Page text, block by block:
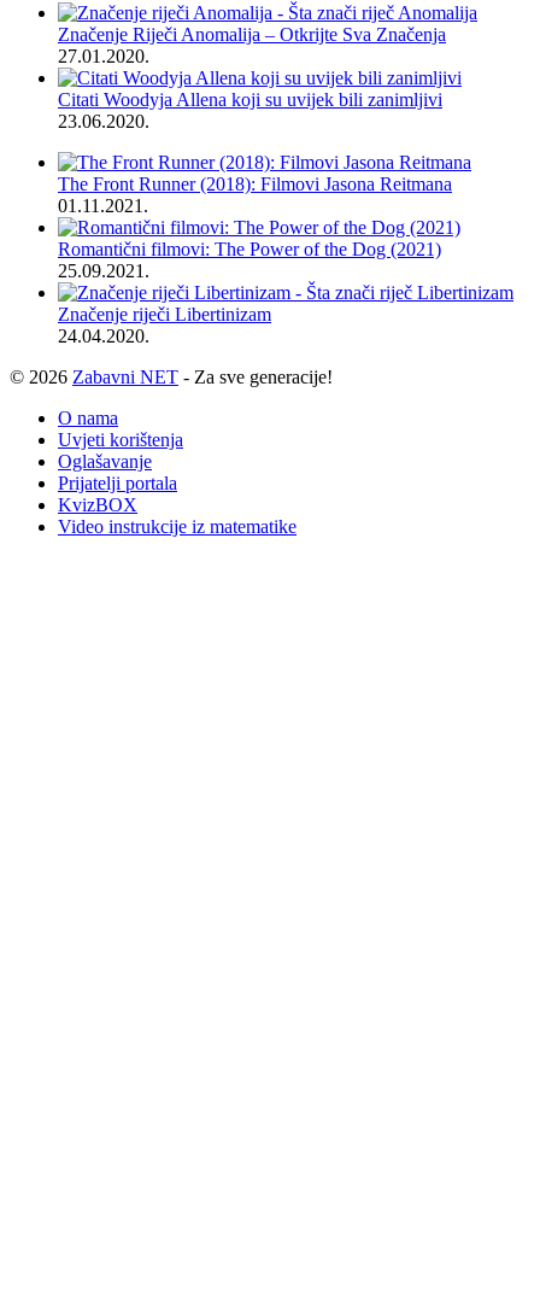
Značenje Riječi Anomalija – Otkrijte Sva Značenja
27.01.2020.
Citati Woodyja Allena koji su uvijek bili zanimljivi
23.06.2020.
The Front Runner (2018): Filmovi Jasona Reitmana
01.11.2021.
Romantični filmovi: The Power of the Dog (2021)
25.09.2021.
Značenje riječi Libertinizam
24.04.2020.
© 2026 Zabavni NET - Za sve generacije!
O nama
Uvjeti korištenja
Oglašavanje
Prijatelji portala
KvizBOX
Video instrukcije iz matematike